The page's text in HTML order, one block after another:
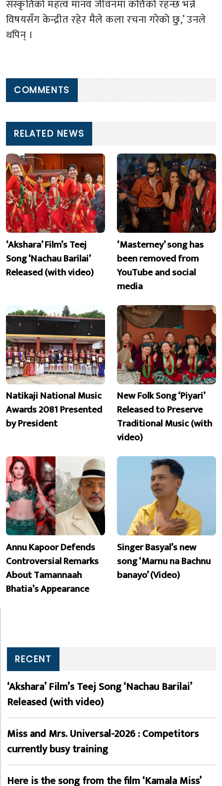
संस्कृतिको महत्व मानव जीवनमा कत्तिको रहन्छ भन्ने
विषयसँग केन्द्रीत रहेर मैले कला रचना गरेको छु,’ उनले
थपिन् ।
COMMENTS
RELATED NEWS
‘Akshara’ Film’s Teej
Song ‘Nachau Barilai’
Released (with video)
‘Masterney’ song has
been removed from
YouTube and social
media
Natikaji National Music
Awards 2081 Presented
by President
New Folk Song ‘Piyari’
Released to Preserve
Traditional Music (with
video)
Annu Kapoor Defends
Controversial Remarks
About Tamannaah
Bhatia’s Appearance
Singer Basyal’s new
song ‘Marnu na Bachnu
banayo’ (Video)
RECENT
‘Akshara’ Film’s Teej Song ‘Nachau Barilai’
Released (with video)
Miss and Mrs. Universal-2026 : Competitors
currently busy training
Here is the song from the film ‘Kamala Miss’